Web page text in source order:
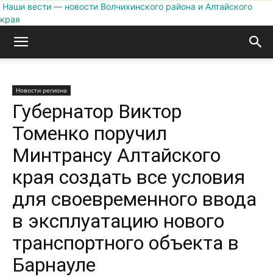
Наши вести — новости Волчихинского района и Алтайского
края
Новости региона
Губернатор Виктор
Томенко поручил
Минтрансу Алтайского
края создать все условия
для своевременного ввода
в эксплуатацию нового
транспортного объекта в
Барнауле